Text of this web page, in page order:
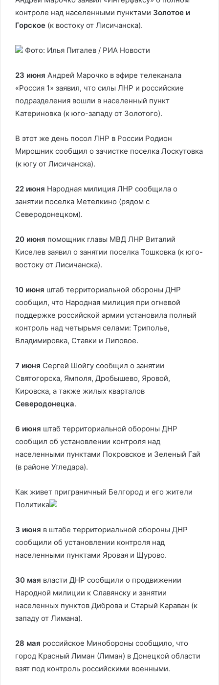
контроле над населенными пунктами Золотое и
Горское (к востоку от Лисичанска).
Фото: Илья Питалев / РИА Новости
23 июня Андрей Марочко в эфире телеканала
«Россия 1» заявил, что силы ЛНР и российские
подразделения вошли в населенный пункт
Катериновка (к юго-западу от Золотого).
В этот же день посол ЛНР в России Родион
Мирошник сообщил о зачистке поселка Лоскутовка
(к югу от Лисичанска).
22 июня Народная милиция ЛНР сообщила о
занятии поселка Метелкино (рядом с
Северодонецком).
20 июня помощник главы МВД ЛНР Виталий
Киселев заявил о занятии поселка Тошковка (к юго-
востоку от Лисичанска).
10 июня штаб территориальной обороны ДНР
сообщил, что Народная милиция при огневой
поддержке российской армии установила полный
контроль над четырьмя селами: Триполье,
Владимировка, Ставки и Липовое.
7 июня Сергей Шойгу сообщил о занятии
Святогорска, Ямполя, Дробышево, Яровой,
Кировска, а также жилых кварталов
Северодонецка.
6 июня штаб территориальной обороны ДНР
сообщил об установлении контроля над
населенными пунктами Покровское и Зеленый Гай
(в районе Угледара).
Как живет приграничный Белгород и его жители
Политика
3 июня в штабе территориальной обороны ДНР
сообщили об установлении контроля над
населенными пунктами Яровая и Щурово.
30 мая власти ДНР сообщили о продвижении
Народной милиции к Славянску и занятии
населенных пунктов Диброва и Старый Караван (к
западу от Лимана).
28 мая российское Минобороны сообщило, что
город Красный Лиман (Лиман) в Донецкой области
взят под контроль российскими военными.